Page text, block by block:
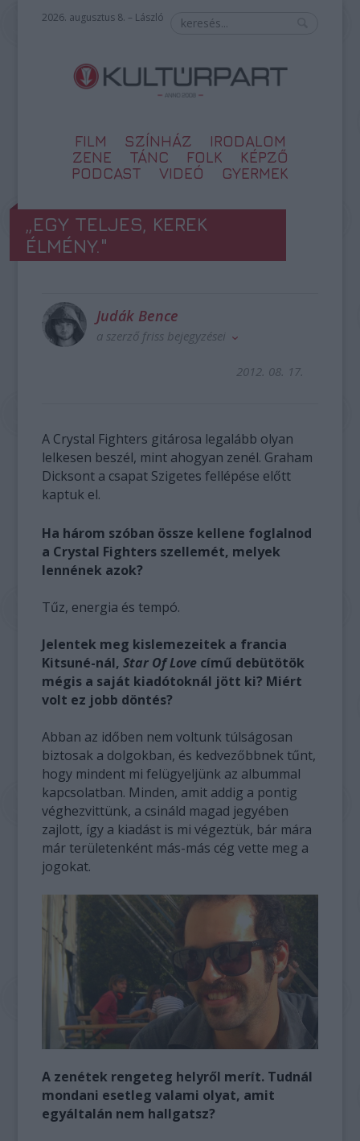
2026. augusztus 8. – László
FILM SZÍNHÁZ
IRODALOM
ZENE
TÁNC FOLK
KÉPZŐ
PODCAST
VIDEÓ GYERMEK
„EGY TELJES, KEREK
ÉLMÉNY."
Judák Bence
a szerző friss bejegyzései
2012. 08. 17.
A Crystal Fighters gitárosa legalább olyan
lelkesen beszél, mint ahogyan zenél. Graham
Dicksont a csapat Szigetes fellépése előtt
kaptuk el.
Ha három szóban össze kellene foglalnod
a Crystal Fighters szellemét, melyek
lennének azok?
Tűz, energia és tempó.
Jelentek meg kislemezeitek a francia
Kitsuné-nál,Star Of Love című debütötök
mégis a saját kiadótoknál jött ki? Miért
volt ez jobb döntés?
Abban az időben nem voltunk túlságosan
biztosak a dolgokban, és kedvezőbbnek tűnt,
hogy mindent mi felügyeljünk az albummal
kapcsolatban. Minden, amit addig a pontig
véghezvittünk, a csináld magad jegyében
zajlott, így a kiadást is mi végeztük, bár mára
már területenként más-más cég vette meg a
jogokat.
A zenétek rengeteg helyről merít. Tudnál
mondani esetleg valami olyat, amit
egyáltalán nem hallgatsz?